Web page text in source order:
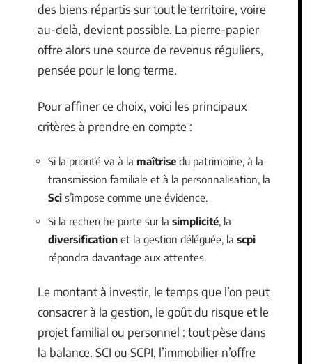
des biens répartis sur tout le territoire, voire
au-delà, devient possible. La pierre-papier
offre alors une source de revenus réguliers,
pensée pour le long terme.
Pour affiner ce choix, voici les principaux
critères à prendre en compte :
Si la priorité va à la maîtrise du patrimoine, à la
transmission familiale et à la personnalisation, la
Sci s’impose comme une évidence.
Si la recherche porte sur la simplicité , la
diversification et la gestion déléguée, la scpi
répondra davantage aux attentes.
Le montant à investir, le temps que l’on peut
consacrer à la gestion, le goût du risque et le
projet familial ou personnel : tout pèse dans
la balance. SCI ou SCPI, l’immobilier n’offre